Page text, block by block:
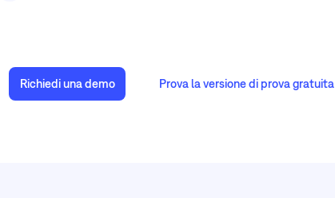
Richiedi una demo Prova la versione di prova gratuita